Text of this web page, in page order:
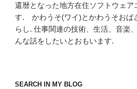
還暦となった地方在住ソフトウェア
す. かわうそ(ワイ)とかわうそおば
らし. 仕事関連の技術、生活、音楽
んな話をしたいとおもいます.
SEARCH IN MY BLOG